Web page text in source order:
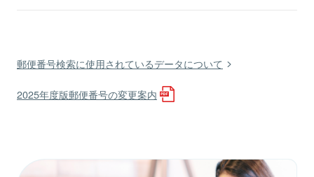
郵便番号検索に使用されているデータについて
2025年度版郵便番号の変更案内